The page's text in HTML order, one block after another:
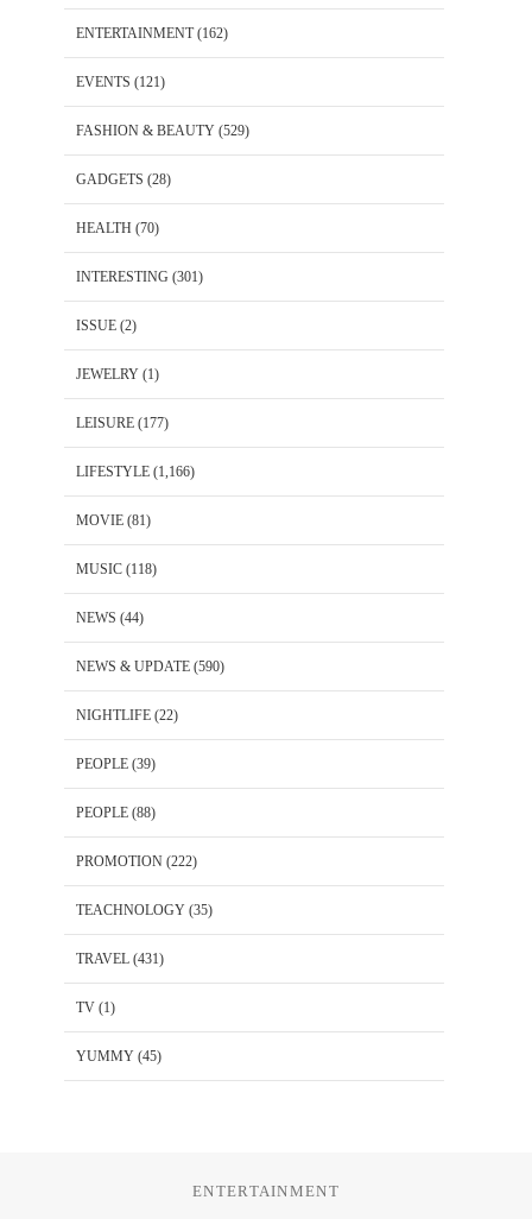
ENTERTAINMENT(162)
EVENTS (121)
FASHION & BEAUTY (529)
GADGETS (28)
HEALTH (70)
INTERESTING (301)
ISSUE (2)
JEWELRY (1)
LEISURE (177)
LIFESTYLE (1,166)
MOVIE (81)
MUSIC (118)
NEWS (44)
NEWS & UPDATE (590)
NIGHTLIFE (22)
PEOPLE (39)
PEOPLE (88)
PROMOTION (222)
TEACHNOLOGY (35)
TRAVEL (431)
TV (1)
YUMMY (45)
ENTERTAINMENT